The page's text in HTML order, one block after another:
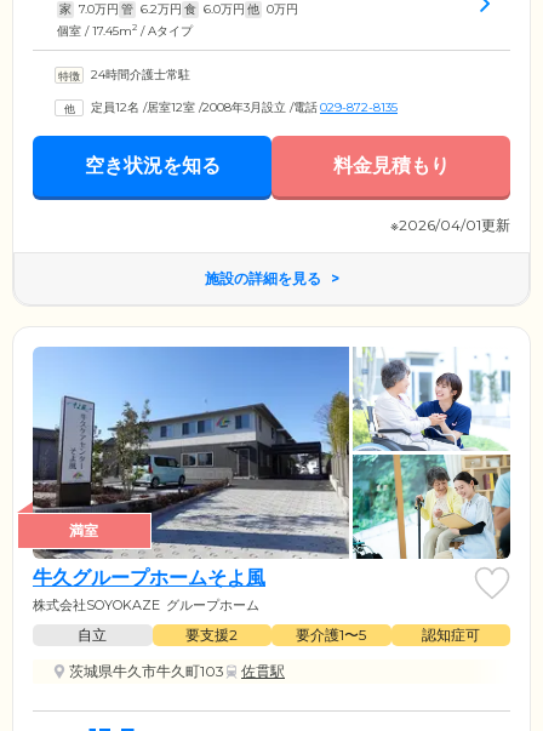
家 7.0万円 管 6.2万円 食 6.0万円 他 0万円
個室 / 17.45m2 / Aタイプ
24時間介護士常駐
定員12名 /居室12室 /2008年3月設立 /電話029-872-8135
空き状況を知る 料金見積もり
※2026/04/01更新
施設の詳細を見る
満室
牛久グループホームそよ風
株式会社SOYOKAZE グループホーム
自立 要支援2 要介護1〜5
認知症可
茨城県牛久市牛久町103
佐貫駅